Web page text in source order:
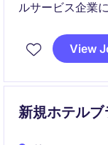
ルサービス企業
ードし、候補者
いただきます。
View
新規ホテル